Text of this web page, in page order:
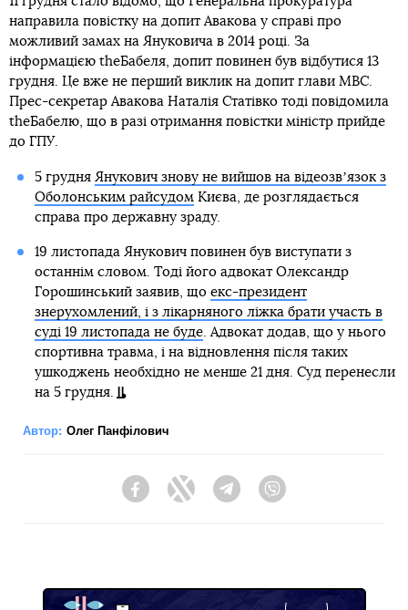
направила повістку на допит Авакова у справі про
можливий замах на Януковича в 2014 році. За
інформацією theБабеля, допит повинен був відбутися 13
грудня. Це вже не перший виклик на допит глави МВС.
Прес-секретар Авакова Наталія Статівко тоді повідомила
theБабелю, що в разі отримання повістки міністр прийде
до ГПУ.
5 грудня Янукович знову не вийшов на відеозвʼязок з
Оболонським райсудомКиєва, де розглядається
справа про державну зраду.
19 листопада Янукович повинен був виступати з
останнім словом. Тоді його адвокат Олександр
Горошинський заявив, що екс-президент
знерухомлений, і з лікарняного ліжка брати участь в
суді 19 листопада не буде. Адвокат додав, що у нього
спортивна травма, і на відновлення після таких
ушкоджень необхідно не менше 21 дня. Суд перенесли
на 5 грудня.
Автор: Олег Панфілович
FacebookTwitter Telegram